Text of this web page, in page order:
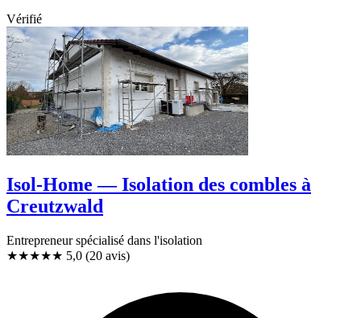
Vérifié
Isol-Home — Isolation des combles à
Creutzwald
Entrepreneur spécialisé dans l'isolation
★★★★★ 5,0 (20 avis)